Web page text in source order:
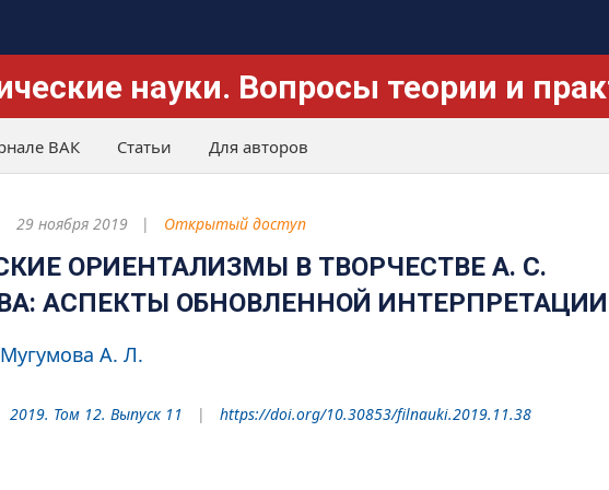
науки. Вопросы теории и
ВАК Статьи Для авторов
29 ноября 2019 Открытый доступ
ОРИЕНТАЛИЗМЫ В ТВОРЧЕСТВЕ А. С.
АСПЕКТЫ ОБНОВЛЕННОЙ ИНТЕРПРЕТАЦИИ
Мугумова А. Л.
2019. Том 12. Выпуск 11 https://doi.org/10.30853/filnauki.2019.11.38